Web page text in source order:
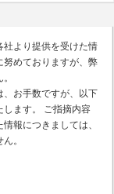
社より提供を受けた情
努めておりますが、弊
、お手数ですが、以下
します。 ご指摘内容
報につきましては、
。